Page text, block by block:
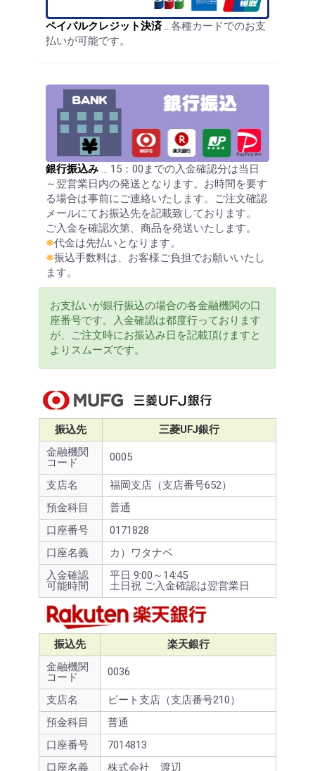
ペイパルクレジット決済…各種カードでのお支
払いが可能です。
銀行振込み … 15：00までの入金確認分は当日
～翌営業日内の発送となります。お時間を要す
る場合は事前にご連絡いたします。ご注文確認
メールにてお振込先を記載致しております。
ご入金を確認次第、商品を発送いたします。
※代金は先払いとなります。
※振込手数料は、お客様ご負担でお願いいたし
ます。
お支払いが銀行振込の場合の各金融機関の口
座番号です。入金確認は都度行っております
が、ご注文時にお振込み日を記載頂けますと
よりスムーズです。
振込先
三菱UFJ銀行
金融機関
コード
0005
支店名
福岡支店（支店番号652）
預金科目
普通
口座番号
0171828
口座名義
カ）ワタナベ
入金確認
可能時間
平日 9:00～14:45
土日祝 ご入金確認は翌営業日
振込先
楽天銀行
金融機関
コード
0036
支店名
ビート支店（支店番号210）
預金科目
普通
口座番号
7014813
口座名義
株式会社 渡辺